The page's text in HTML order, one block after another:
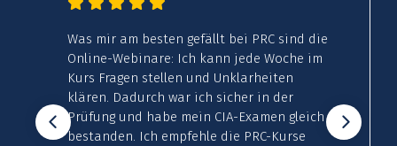
Was mir am besten gefällt bei PRC sind die
Online-Webinare: Ich kann jede Woche im
Kurs Fragen stellen und Unklarheiten
klären. Dadurch war ich sicher in der
Prüfung und habe mein CIA-Examen gleich
bestanden. Ich empfehle die PRC-Kurse